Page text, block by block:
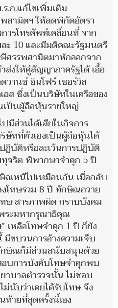
.ก.แก้ไขเพิ่มเติม
สามิตฯ ให้ลดพิกัดอัตรา
ารโทรศัพท์เคลื่อนที่ จาก
ละ 10 และมีมติคณะรัฐมนตรี
รรพสามิตมาหักออกจาก
ส่งให้คู่สัญญาภาครัฐได้ เอื้อ
านซ์ อินโฟร์ เซอร์วิส
อส ซึ่งเป็นบริษัทในเครือของ
ป็นผู้ถือหุ้นรายใหญ่
ปมีส่วนได้เสียในกิจการ
ษัทที่ตัวเองเป็นผู้ถือหุ้นได้
ฏิบัติหรือละเว้นการปฏิบัติ
จริต พิพากษาจำคุก 5 ปี
ณหนีไปเหมือนกัน เมื่อกลับ
โทษรวม 8 ปี ทักษิณถวาย
ษ สารภาพผิด กราบบังคม
ระมหากรุณาธิคุณ
เหลือโทษจำคุก 1 ปี ก็ยัง
มีขบวนการอ้างความเจ็บ
กษิณก็มีส่วนสนับสนุนด้วย
บการบังคับโทษจำคุกพบ
าบาลตำรวจนั้น ไม่ชอบ
ม่นับว่าเคยได้รับโทษ จึง
ท้ายที่สุดครั้งนี้เอง